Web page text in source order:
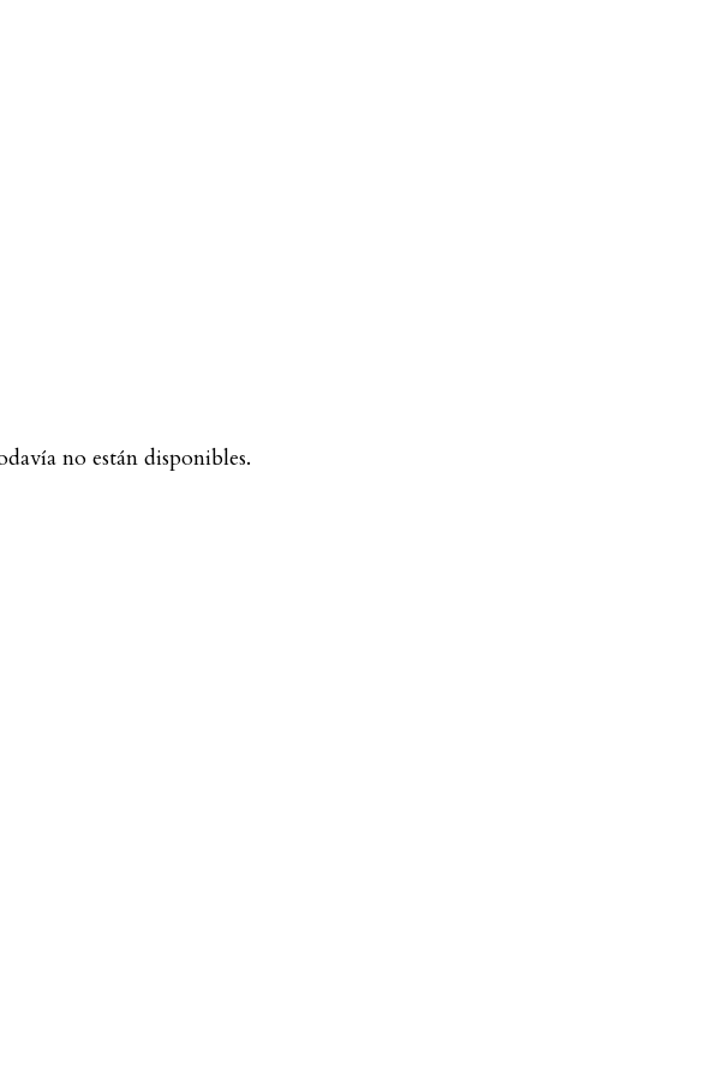
no están disponibles.